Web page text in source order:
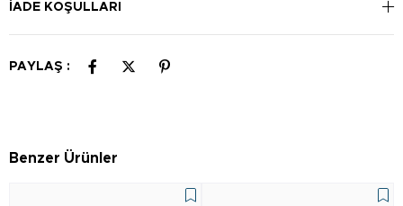
İADE KOŞULLARI
PAYLAŞ :
Benzer Ürünler